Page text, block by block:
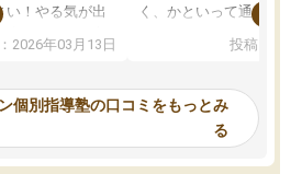
い！やる気が出
責任です」と言
！と考えて、思
先生から学ぶこ
たらいいなと
今足りないのか
2026年03月13日
く、かといって通うには
可能なので本当に助か
らないところをピンポイ
頂いて、とてもわかり
していました。一生を
スト、多少お金がかかっ
投稿日：
個別指導塾の口コミをもっとみ
る